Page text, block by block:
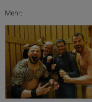
Mehr: